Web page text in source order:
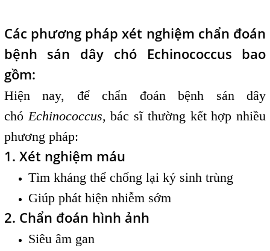
Các phương pháp xét nghiệm chẩn đoán
bệnh sán dây chó Echinococcus bao
gồm:
Hiện nay, để chẩn đoán bệnh sán dây
chóEchinococcus, bác sĩ thường kết hợp nhiều
phương pháp:
1. Xét nghiệm máu
Tìm kháng thể chống lại ký sinh trùng
Giúp phát hiện nhiễm sớm
2. Chẩn đoán hình ảnh
Siêu âm gan